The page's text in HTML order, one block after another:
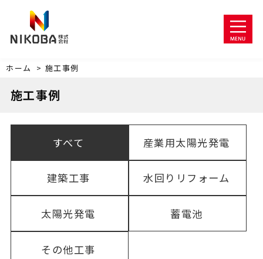
ホーム > 施工事例
施工事例
すべて 産業用太陽光発電
建築工事 水回りリフォーム
太陽光発電 蓄電池
その他工事